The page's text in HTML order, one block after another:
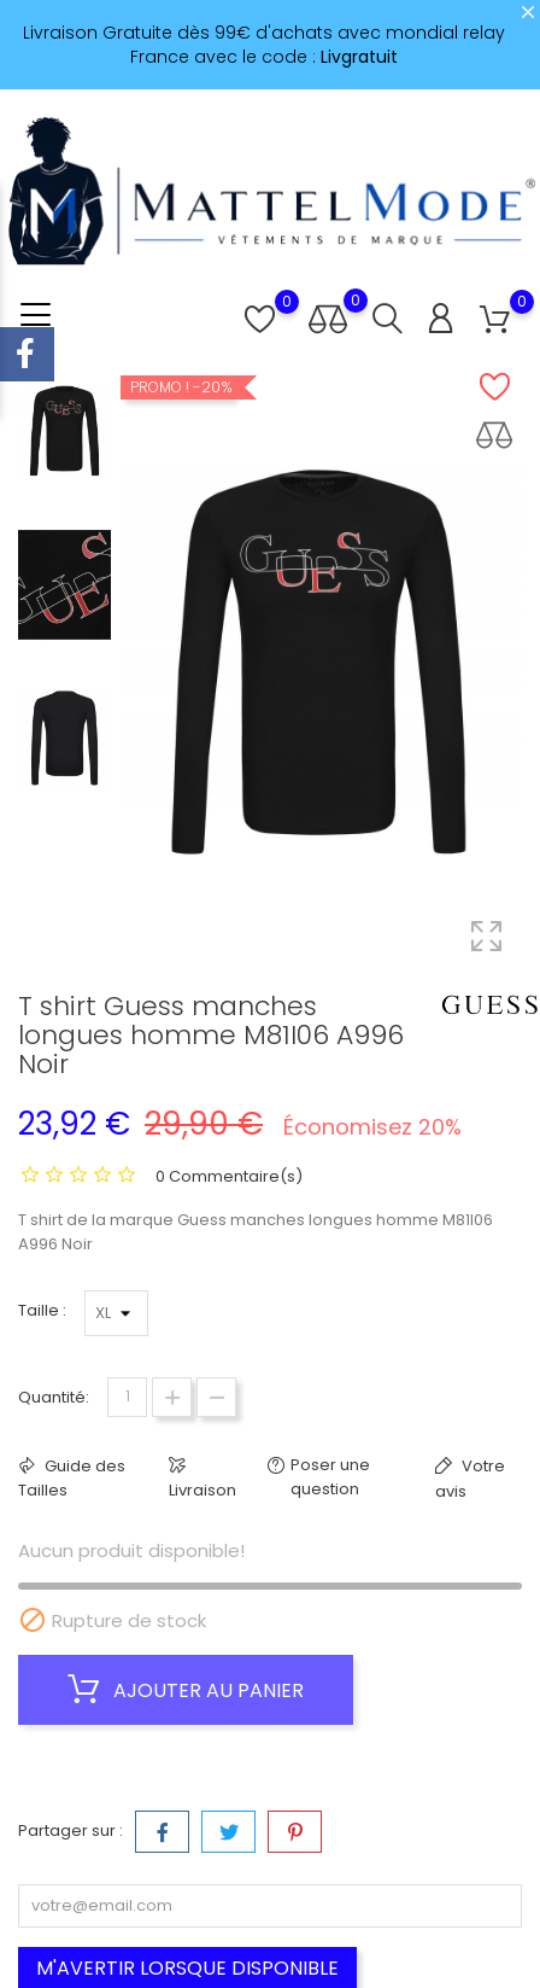
Livraison Gratuite dès 99€ d'achats avec mondial relay
France avec le code : Livgratuit
0
0
0
PROMO ! -20%
T shirt Guess manches
longues homme M81I06 A996
Noir
23,92 € 29,90 € Économisez 20%
0 Commentaire(s)
T shirt de la marque Guess manches longues homme M81I06
A996 Noir
Taille :
Quantité:
Guide des
Tailles
Livraison
Poser une
question
Votre
avis
Aucun produit disponible!
 Rupture de stock
AJOUTER AU PANIER
Partager sur :
M'AVERTIR LORSQUE DISPONIBLE